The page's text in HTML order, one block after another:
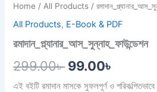
Home / All Products /
All Products, E-Book & PDF
রমাদান_প্ল্যানার_আস_সুন্নাহ_ফাউন্ডেশন
299.00৳ 99.00৳
এই বইটি রমাদান মাসকে সুফলপূর্ণ ও